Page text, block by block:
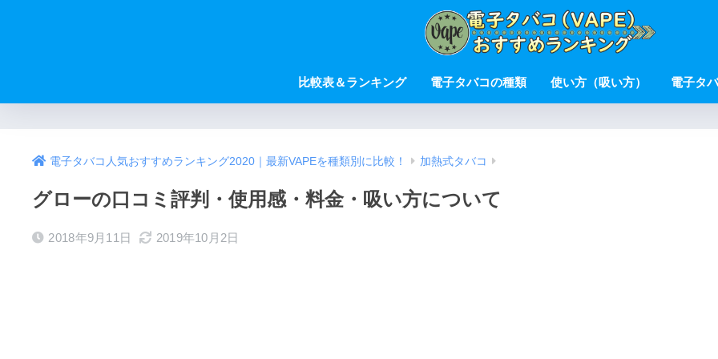
比較表＆ランキング 電子タバコの種類 使い方（吸い方） 電子タ
電子タバコ人気おすすめランキング2020｜最新VAPEを種類別に比較！ 加熱式タバコ
グローの口コミ評判・使用感・料金・吸い方について
2018年9月11日 2019年10月2日